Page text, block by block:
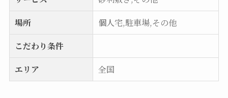
場所
個人宅,駐車場,その他
こだわり条件
エリア
全国